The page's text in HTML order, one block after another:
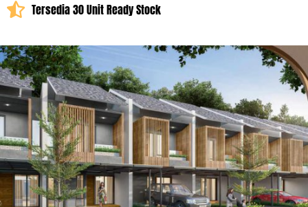
Tersedia 30 Unit Ready Stock